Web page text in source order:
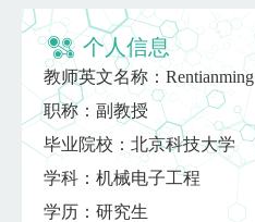
个人信息
教师英文名称：Rentianming
职称：副教授
毕业院校：北京科技大学
学科：机械电子工程
学历：研究生